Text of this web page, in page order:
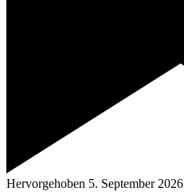
Hervorgehoben 5. September 2026